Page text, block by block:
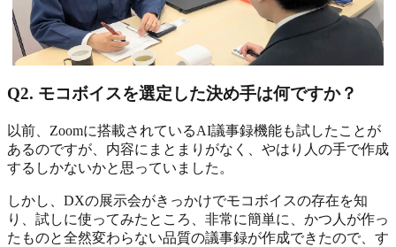
Q2. モコボイスを選定した決め手は何ですか？
以前、Zoomに搭載されているAI議事録機能も試したことが
あるのですが、内容にまとまりがなく、やはり人の手で作成
するしかないかと思っていました。
しかし、DXの展示会がきっかけでモコボイスの存在を知
り、試しに使ってみたところ、非常に簡単に、かつ人が作っ
たものと全然変わらない品質の議事録が作成できたので、す